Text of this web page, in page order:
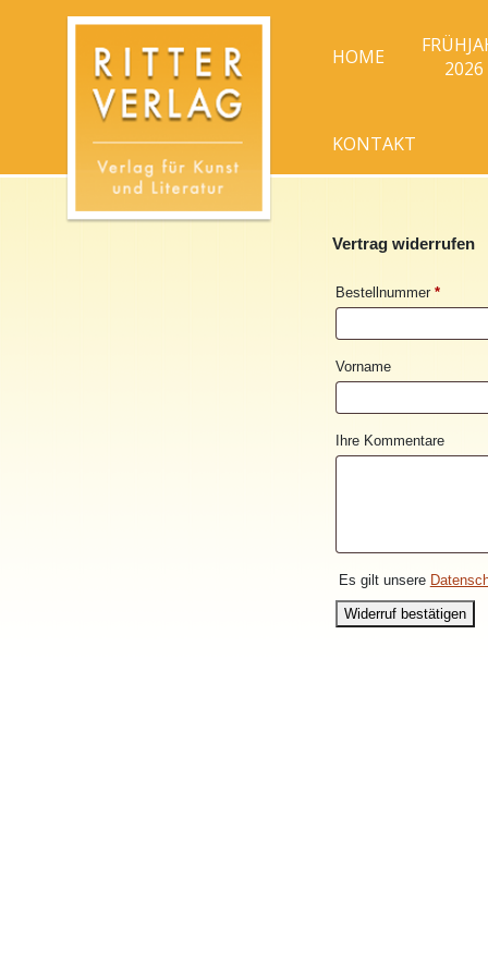
HOME
2026
KONTAKT
Vertrag widerrufen
Bestellnummer *
Vorname
Page URI *erforderlich
Ihre Kommentare
Es gilt unsere
Widerruf bestätigen